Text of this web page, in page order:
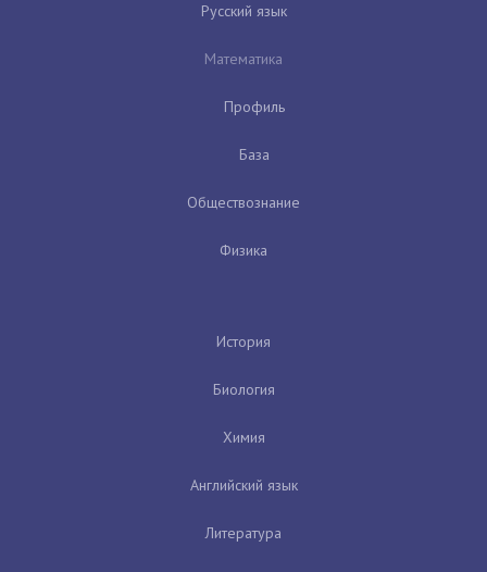
Русский язык
Математика
Профиль
База
Обществознание
Физика
История
Биология
Химия
Английский язык
Литература